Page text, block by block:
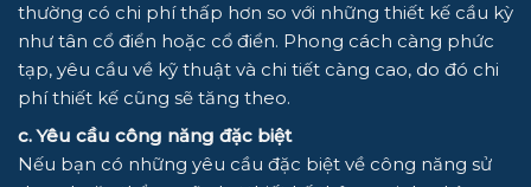
thường có chi phí thấp hơn so với những thiết kế cầu kỳ
như tân cổ điển hoặc cổ điển. Phong cách càng phức
tạp, yêu cầu về kỹ thuật và chi tiết càng cao, do đó chi
phí thiết kế cũng sẽ tăng theo.
c. Yêu cầu công năng đặc biệt
Nếu bạn có những yêu cầu đặc biệt về công năng sử